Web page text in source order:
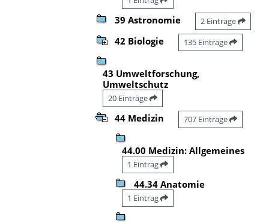
39 Astronomie 2 Einträge
42 Biologie 135 Einträge
43 Umweltforschung,
Umweltschutz
20 Einträge
44 Medizin 707 Einträge
44.00 Medizin: Allgemeines
1 Eintrag
44.34 Anatomie
1 Eintrag